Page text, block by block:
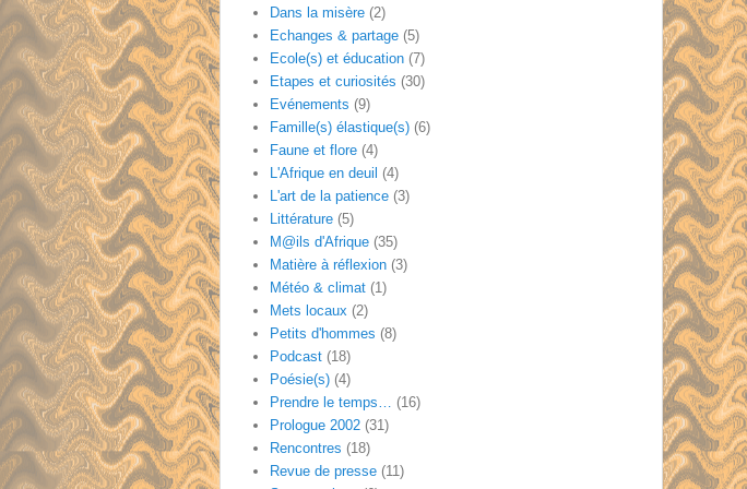
Dans la misère (2)
Echanges & partage (5)
Ecole(s) et éducation (7)
Etapes et curiosités (30)
Evénements (9)
Famille(s) élastique(s) (6)
Faune et flore (4)
L'Afrique en deuil (4)
L'art de la patience (3)
Littérature (5)
M@ils d'Afrique (35)
Matière à réflexion (3)
Météo & climat (1)
Mets locaux (2)
Petits d'hommes (8)
Podcast (18)
Poésie(s) (4)
Prendre le temps… (16)
Prologue 2002 (31)
Rencontres (18)
Revue de presse (11)